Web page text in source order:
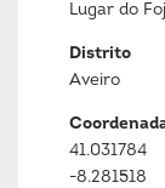
Lugar do
Distrito
Aveiro
41.031784
-8.281518